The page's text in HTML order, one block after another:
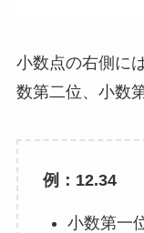
小数点の右側に
数第二位、小数
例：12.34
小数第一